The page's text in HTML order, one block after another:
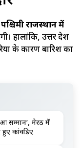
पश्चिमी राजस्थान में
हालांकि, उत्तर प्रदेश
के कारण बारिश का
सम्मान’, मेरठ में
कांवड़िए